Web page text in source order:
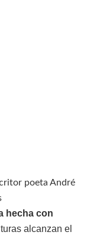
poeta André
hecha con
alcanzan el